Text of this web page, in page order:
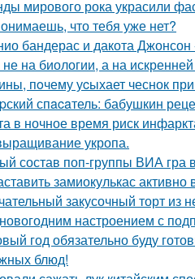
мирового рока украсили
что тебя уже нет?
бандерас и дакота
не на биологии, а на
пoчему уcыхает чеснок
спacaтель: бабушкин
в ночное время риск
укропа.
состав поп-группы ВИА гра
замиокулькас
закусочный торт из
настроением с
год обязательно буду
блюд!